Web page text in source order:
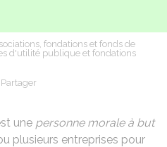
fondations et fonds de
d'utilité publique et fondations
Partager
une personne morale à but
plusieurs entreprises pour